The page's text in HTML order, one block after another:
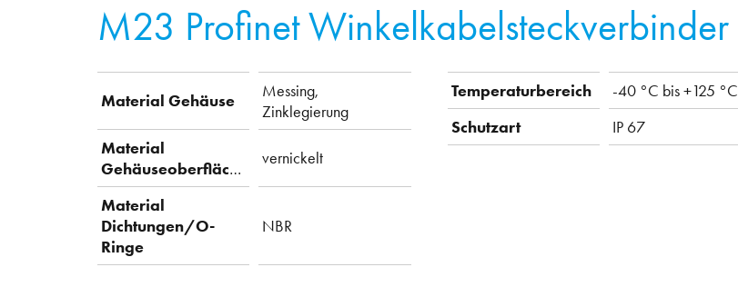
M23 Profinet Winkelkabelsteckverbinder
Material Gehäuse
Messing,
Zinklegierung
Material
Gehäuseoberfläche
vernickelt
Material
Dichtungen/O-
Ringe
NBR
Temperaturbereich
-40 °C bis +125 °C
Schutzart
IP 67